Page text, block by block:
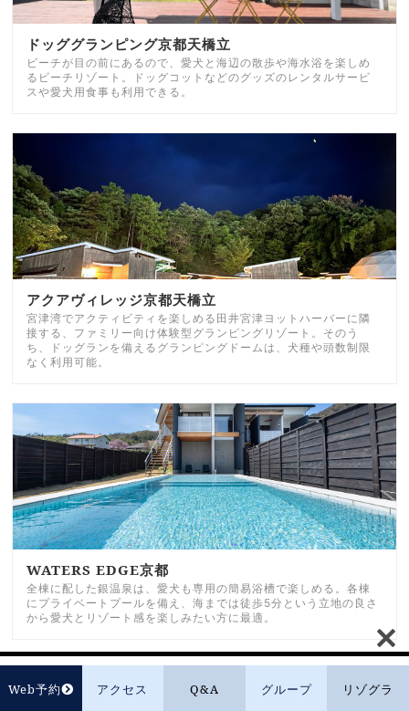
Web予約 アクセス Q&A グループ リゾグラ
ドッググランピング京都天橋立
ビーチが目の前にあるので、愛犬と海辺の散歩や海水浴を楽しめ
るビーチリゾート。ドッグコットなどのグッズのレンタルサービ
スや愛犬用食事も利用できる。
アクアヴィレッジ京都天橋立
宮津湾でアクティビティを楽しめる田井宮津ヨットハーバーに隣
接する、ファミリー向け体験型グランピングリゾート。そのう
ち、ドッグランを備えるグランピングドームは、犬種や頭数制限
なく利用可能。
WATERS EDGE京都
全棟に配した銀温泉は、愛犬も専用の簡易浴槽で楽しめる。各棟
にプライベートプールを備え、海までは徒歩5分という立地の良さ
から愛犬とリゾート感を楽しみたい方に最適。
オーベルジュヴィラ